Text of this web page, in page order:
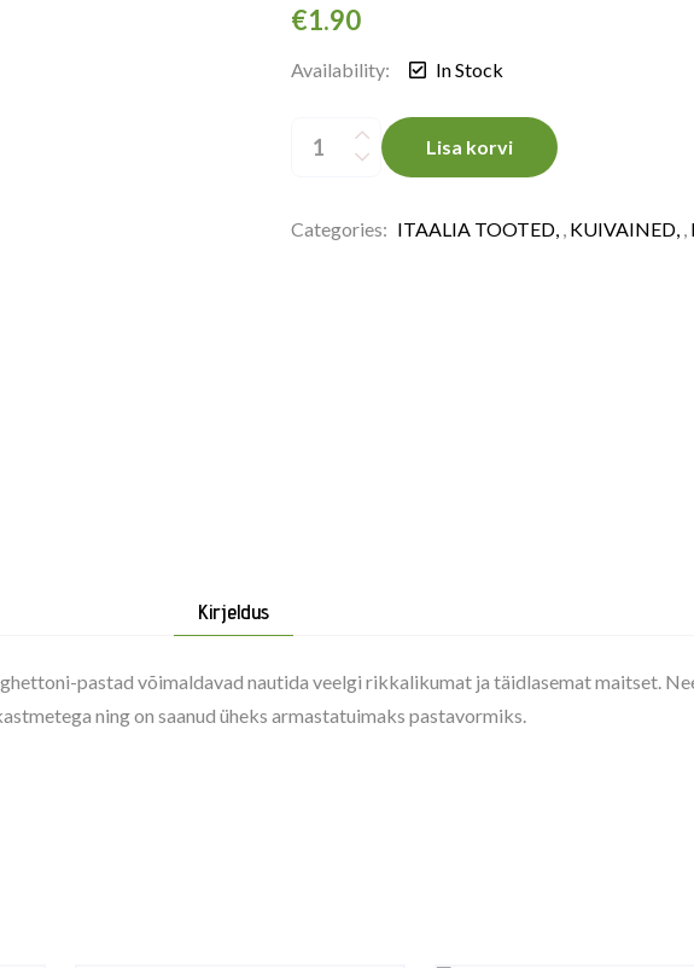
€1.90
Availability: In Stock
Spaghettoni
quantity
Lisa korvi
Categories: ITAALIA TOOTED KUIVAINED
Kirjeldus
pastad võimaldavad nautida veelgi rikkalikumat ja täidlasemat maitset.
ning on saanud üheks armastatuimaks pastavormiks.